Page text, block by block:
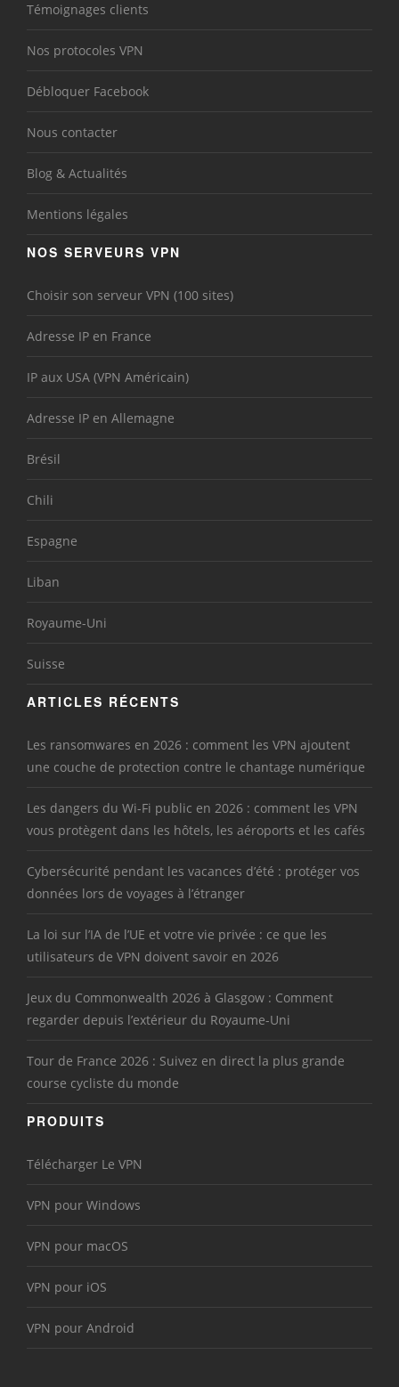
Témoignages clients
Nos protocoles VPN
Débloquer Facebook
Nous contacter
Blog & Actualités
Mentions légales
NOS SERVEURS VPN
Choisir son serveur VPN (100 sites)
Adresse IP en France
IP aux USA (VPN Américain)
Adresse IP en Allemagne
Brésil
Chili
Espagne
Liban
Royaume-Uni
Suisse
ARTICLES RÉCENTS
Les ransomwares en 2026 : comment les VPN ajoutent
une couche de protection contre le chantage numérique
Les dangers du Wi-Fi public en 2026 : comment les VPN
vous protègent dans les hôtels, les aéroports et les cafés
Cybersécurité pendant les vacances d’été : protéger vos
données lors de voyages à l’étranger
La loi sur l’IA de l’UE et votre vie privée : ce que les
utilisateurs de VPN doivent savoir en 2026
Jeux du Commonwealth 2026 à Glasgow : Comment
regarder depuis l’extérieur du Royaume-Uni
Tour de France 2026 : Suivez en direct la plus grande
course cycliste du monde
PRODUITS
Télécharger Le VPN
VPN pour Windows
VPN pour macOS
VPN pour iOS
VPN pour Android